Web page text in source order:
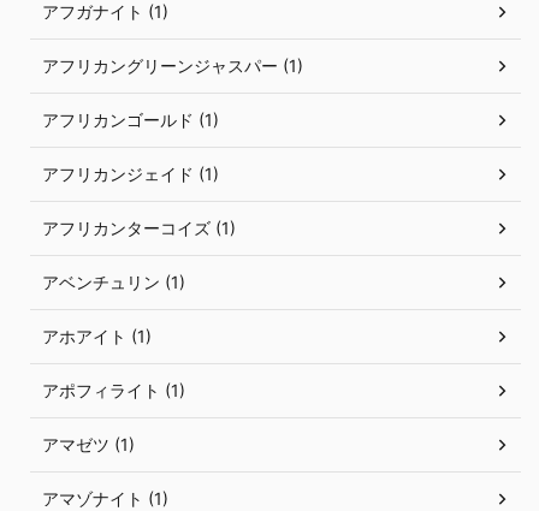
アフガナイト (1)
アフリカングリーンジャスパー (1)
アフリカンゴールド (1)
アフリカンジェイド (1)
アフリカンターコイズ (1)
アベンチュリン (1)
アホアイト (1)
アポフィライト (1)
アマゼツ (1)
アマゾナイト (1)